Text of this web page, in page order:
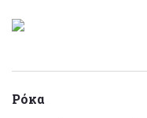
Ρόκα